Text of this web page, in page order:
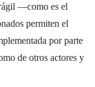
—como es el
permiten el
por parte
de otros actores y